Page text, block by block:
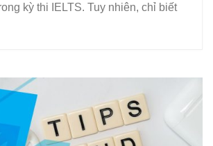
kỳ thi IELTS. Tuy nhiên, chỉ biết